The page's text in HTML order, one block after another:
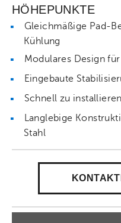
HÖHEPUNKTE
Gleichmäßige Pad-
Kühlung
Modulares Design
Eingebaute
Schnell zu
Langlebige
Stahl